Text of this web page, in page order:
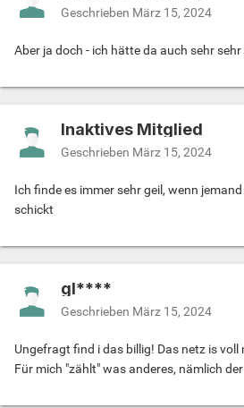
Geschrieben März 15, 2024
Aber ja doch - ich hätte da auch sehr
Inaktives Mitglied
Geschrieben März 15, 2024
Ich finde es immer sehr geil, wenn
schickt
gl****
Geschrieben März 15, 2024
Ungefragt find i das billig! Das netz is
Für mich "zählt" was anderes, nämlich